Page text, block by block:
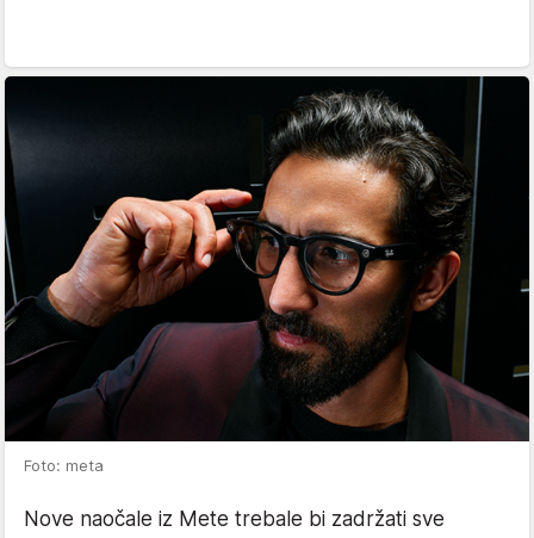
Foto: meta
Nove naočale iz Mete trebale bi zadržati sve